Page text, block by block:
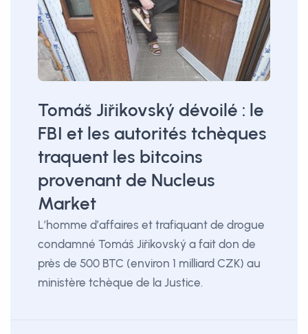
Tomáš Jiřikovský dévoilé : le
FBI et les autorités tchèques
traquent les bitcoins
provenant de Nucleus
Market
L’homme d’affaires et trafiquant de drogue
condamné Tomáš Jiřikovský a fait don de
près de 500 BTC (environ 1 milliard CZK) au
ministère tchèque de la Justice.